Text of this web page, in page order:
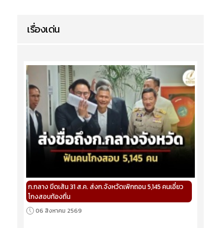
เรื่องเด่น
ก.กลาง ขีดเส้น 31 ส.ค. ส่งก.จังหวัดเพิกถอน 5,145 คนเอี่ยว
โกงสอบท้องถิ่น
06 สิงหาคม 2569